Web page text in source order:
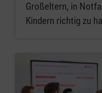
Großeltern, in
Kindern richtig zu